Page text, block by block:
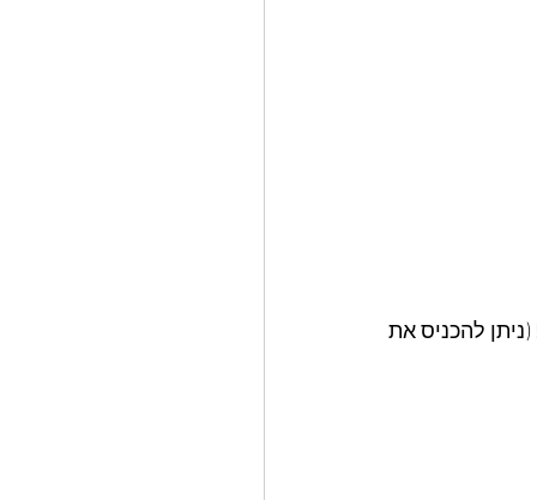
להכניס את